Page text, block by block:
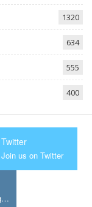
1320
634
555
400
Twitter
Join us on Twitter
Join us on Instagram